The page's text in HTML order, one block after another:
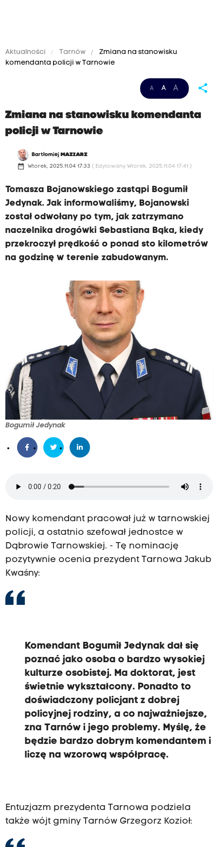
Aktualności Tarnów
Zmiana na stanowisku
komendanta policji w Tarnowie
A A A share
Zmiana na stanowisku komendanta
policji w Tarnowie
Bartłomiej MAZIARZ
date_range Wtorek, 2025.11.04 17:33 ( Edytowany Wtorek, 2025.11.04 17:41 )
Tomasza Bojanowskiego zastąpi Bogumił
Jedynak. Jak informowaliśmy, Bojanowski
został odwołany po tym, jak zatrzymano
naczelnika drogówki Sebastiana Bąka, kiedy
przekroczył prędkość o ponad sto kilometrów
na godzinę w terenie zabudowanym.
Bogumił Jedynak
Nowy komendant pracował już w tarnowskiej
policji, a ostatnio szefował jednostce w
Dąbrowie Tarnowskiej. - Tę nominację
pozytywnie ocenia prezydent Tarnowa Jakub
Kwaśny:
Komendant Bogumił Jedynak dał się
poznać jako osoba o bardzo wysokiej
kulturze osobistej. Ma doktorat, jest
świetnie wykształcony. Ponadto to
doświadczony policjant z dobrej
policyjnej rodziny, a co najważniejsze,
zna Tarnów i jego problemy. Myślę, że
będzie bardzo dobrym komendantem i
liczę na wzorową współpracę.
Entuzjazm prezydenta Tarnowa podziela
także wójt gminy Tarnów Grzegorz Kozioł: